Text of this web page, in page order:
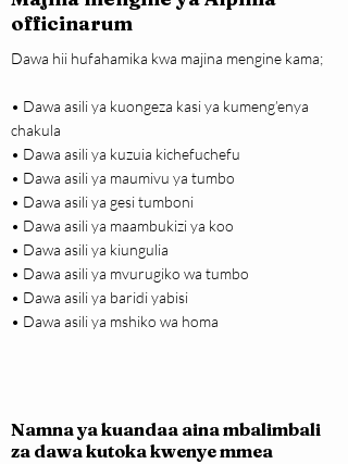
officinarum
Dawa hii hufahamika kwa majina mengine kama;
• Dawa asili ya kuongeza kasi ya kumeng’enya
chakula
• Dawa asili ya kuzuia kichefuchefu
• Dawa asili ya maumivu ya tumbo
• Dawa asili ya gesi tumboni
• Dawa asili ya maambukizi ya koo
• Dawa asili ya kiungulia
• Dawa asili ya mvurugiko wa tumbo
• Dawa asili ya baridi yabisi
• Dawa asili ya mshiko wa homa
Namna ya kuandaa aina mbalimbali
za dawa kutoka kwenye mmea